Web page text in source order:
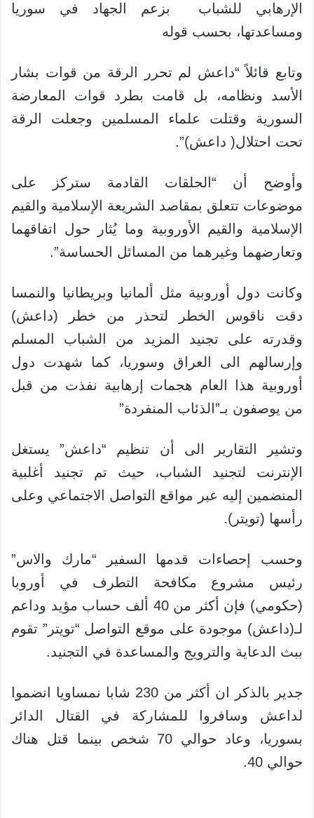
الإرهابي للشباب بزعم الجهاد في سوريا
ومساعدتها، بحسب قوله
وتابع قائلاً “داعش لم تحرر الرقة من قوات بشار
الأسد ونظامه، بل قامت بطرد قوات المعارضة
السورية وقتلت علماء المسلمين وجعلت الرقة
تحت احتلال( داعش)”.
وأوضح أن “الحلقات القادمة ستركز على
موضوعات تتعلق بمقاصد الشريعة الإسلامية والقيم
الإسلامية والقيم الأوروبية وما يُثار حول اتفاقهما
وتعارضهما وغيرهما من المسائل الحساسة”.
وكانت دول أوروبية مثل ألمانيا وبريطانيا والنمسا
دقت ناقوس الخطر لتحذر من خطر (داعش)
وقدرته على تجنيد المزيد من الشباب المسلم
وإرسالهم الى العراق وسوريا، كما شهدت دول
أوروبية هذا العام هجمات إرهابية نفذت من قبل
من يوصفون بـ”الذئاب المنفردة”
وتشير التقارير الى أن تنظيم “داعش” يستغل
الإنترنت لتجنيد الشباب، حيث تم تجنيد أغلبية
المنضمين إليه عبر مواقع التواصل الاجتماعي وعلى
رأسها (تويتر).
وحسب إحصاءات قدمها السفير “مارك والاس”
رئيس مشروع مكافحة التطرف في أوروبا
(حكومي) فإن أكثر من 40 ألف حساب مؤيد وداعم
لـ(داعش) موجودة على موقع التواصل “تويتر” تقوم
ببث الدعاية والترويج والمساعدة في التجنيد.
جدير بالذكر ان أكثر من 230 شابا نمساويا انضموا
لداعش وسافروا للمشاركة في القتال الدائر
بسوريا، وعاد حوالي 70 شخص بينما قتل هناك
حوالي 40.